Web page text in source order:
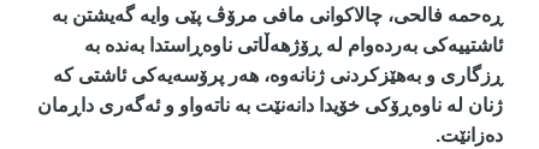
ڕەحمە فالحی، چالاکوانی مافی مرۆڤ پێی وایە گەیشتن بە
ئاشتییەکی بەردەوام لە ڕۆژهەڵاتی ناوەڕاستدا بەندە بە
ڕزگاری و بەهێزکردنی ژنانەوە، هەر پرۆسەیەکی ئاشتی کە
ژنان لە ناوەڕۆکی خۆیدا دانەنێت بە ناتەواو و ئەگەری داڕمان
دەزانێت.